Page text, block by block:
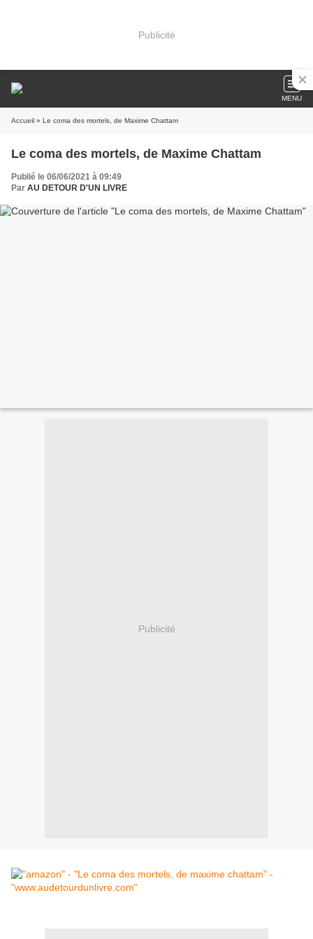
Publicité
MENU
Accueil » Le coma des mortels, de Maxime Chattam
Le coma des mortels, de Maxime Chattam
Publié le 06/06/2021 à 09:49
Par AU DETOUR D'UN LIVRE
Publicité